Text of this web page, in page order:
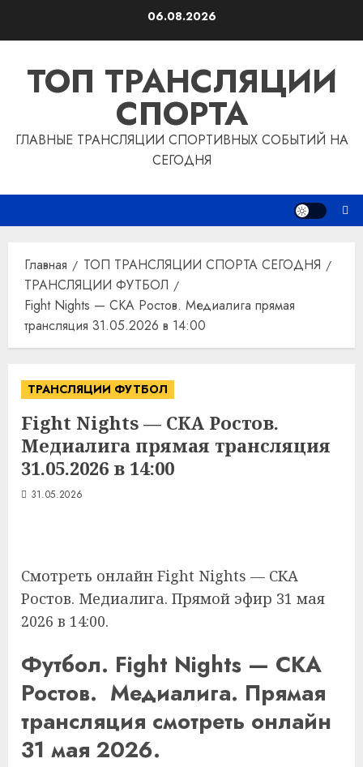
06.08.2026
ТОП ТРАНСЛЯЦИИ
СПОРТА
ГЛАВНЫЕ ТРАНСЛЯЦИИ СПОРТИВНЫХ СОБЫТИЙ НА
СЕГОДНЯ
Главная
ТОП ТРАНСЛЯЦИИ СПОРТА СЕГОДНЯ
ТРАНСЛЯЦИИ ФУТБОЛ
Fight Nights — СКА Ростов. Медиалига прямая
трансляция 31.05.2026 в 14:00
ТРАНСЛЯЦИИ ФУТБОЛ
Fight Nights — СКА Ростов.
Медиалига прямая трансляция
31.05.2026 в 14:00
31.05.2026
Смотреть онлайн Fight Nights — СКА
Ростов. Медиалига. Прямой эфир 31 мая
2026 в 14:00.
Футбол. Fight Nights — СКА
Ростов. Медиалига. Прямая
трансляция смотреть онлайн
31 мая 2026.